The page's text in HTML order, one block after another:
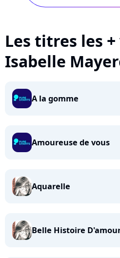
Les titres les +
Isabelle
A la gomme
Amoureuse de vous
Aquarelle
Belle Histoire